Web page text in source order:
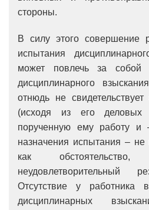
стороны.
В силу этого совершение
испытания
может повлечь за собой
дисциплинарного
отнюдь не
(исходя из его деловых
порученную ему работу и
назначения испытания – не
как обстоятельство,
неудовлетворительный
Отсутствие у работника
дисциплинарных